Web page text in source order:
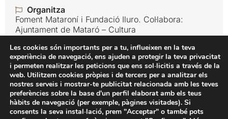
Organitza
Foment Mataroní i Fundació Iluro. Col·labora:
Ajuntament de Mataró – Cultura
Idioma
Català
Preu
Gratuït
Fundació Iluro
Les cookies són importants per a tu, influeixen en la teva
experiència de navegació, ens ajuden a protegir la teva privacitat
i permeten realitzar les peticions que ens sol·licitis a través de la
web. Utilitzem cookies pròpies i de tercers per a analitzar els
nostres serveis i mostrar-te publicitat relacionada amb les teves
preferències sobre la base d'un perfil elaborat amb els teus
hàbits de navegació (per exemple, pàgines visitades). Si
consents la seva instal·lació, prem "Acceptar" o també pots